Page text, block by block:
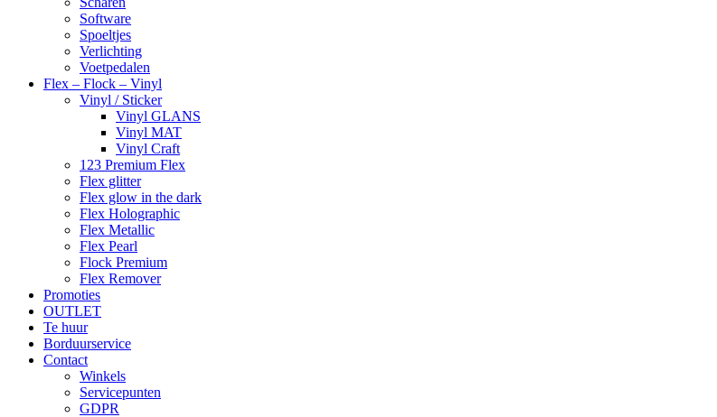
Software
Spoeltjes
Verlichting
Voetpedalen
Flex – Flock – Vinyl
Vinyl / Sticker
Vinyl GLANS
Vinyl MAT
Vinyl Craft
123 Premium Flex
Flex glitter
Flex glow in the dark
Flex Holographic
Flex Metallic
Flex Pearl
Flock Premium
Flex Remover
Promoties
OUTLET
Te huur
Borduurservice
Contact
Winkels
Servicepunten
GDPR